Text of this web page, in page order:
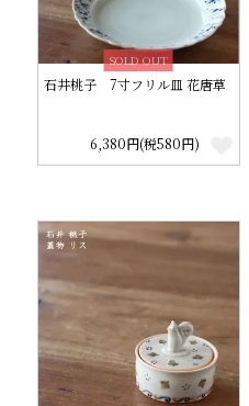
SOLD OUT
石井桃子 7寸フリル皿 花唐草
6,380円(税580円)